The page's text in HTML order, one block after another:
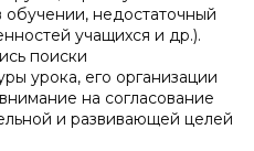
обучении, недостаточный
учащихся и др.).
поиски
урока, его организации
на согласование
и развивающей целей